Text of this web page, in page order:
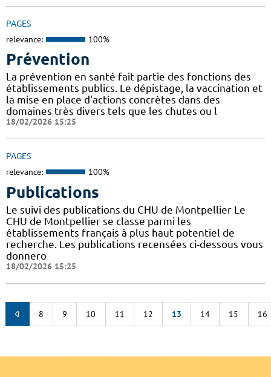
PAGES
relevance: 100%
Prévention
La prévention en santé fait partie des fonctions des
établissements publics. Le dépistage, la vaccination et
la mise en place d'actions concrètes dans des
domaines très divers tels que les chutes ou l
18/02/2026 15:25
PAGES
relevance: 100%
Publications
Le suivi des publications du CHU de Montpellier Le
CHU de Montpellier se classe parmi les
établissements français à plus haut potentiel de
recherche. Les publications recensées ci-dessous vous
donnero
18/02/2026 15:25
8 9 10 11 12 13 14 15 16